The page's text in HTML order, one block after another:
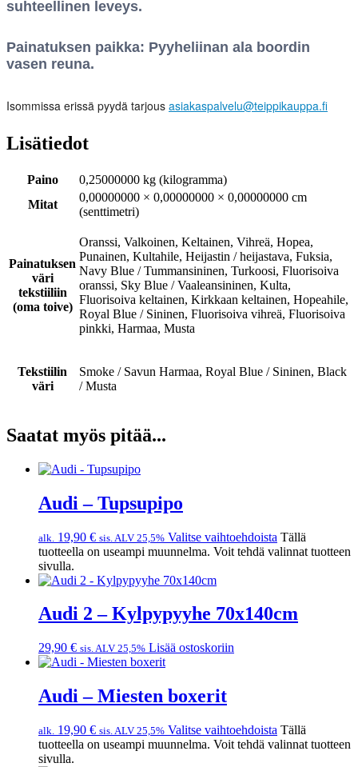
suhteellinen leveys.
Painatuksen paikka: Pyyheliinan ala boordin
vasen reuna.
Isommissa erissä pyydä tarjous asiakaspalvelu@teippikauppa.fi
Lisätiedot
Paino
0,25000000 kg (kilogramma)
Mitat
0,00000000 × 0,00000000 × 0,00000000 cm
(senttimetri)
Painatuksen
väri
tekstiiliin
(oma toive)
Oranssi, Valkoinen, Keltainen, Vihreä, Hopea,
Punainen, Kultahile, Heijastin / heijastava, Fuksia,
Navy Blue / Tummansininen, Turkoosi, Fluorisoiva
oranssi, Sky Blue / Vaaleansininen, Kulta,
Fluorisoiva keltainen, Kirkkaan keltainen, Hopeahile,
Royal Blue / Sininen, Fluorisoiva vihreä, Fluorisoiva
pinkki, Harmaa, Musta
Tekstiilin
väri
Smoke / Savun Harmaa, Royal Blue / Sininen, Black
/ Musta
Saatat myös pitää...
Audi – Tupsupipo
alk. 19,90 € sis. ALV 25,5% Valitse vaihtoehdoista Tällä
tuotteella on useampi muunnelma. Voit tehdä valinnat tuotteen
sivulla.
Audi 2 – Kylpypyyhe 70x140cm
29,90 € sis. ALV 25,5% Lisää ostoskoriin
Audi – Miesten boxerit
alk. 19,90 € sis. ALV 25,5% Valitse vaihtoehdoista Tällä
tuotteella on useampi muunnelma. Voit tehdä valinnat tuotteen
sivulla.